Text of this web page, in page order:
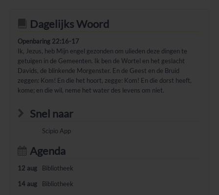
Dagelijks Woord
Openbaring 22:16-17
Ik, Jezus, heb Mijn engel gezonden om ulieden deze dingen te
getuigen in de Gemeenten. Ik ben de Wortel en het geslacht
Davids, de blinkende Morgenster. En de Geest en de Bruid
zeggen: Kom! En die het hoort, zegge: Kom! En die dorst heeft,
kome; en die wil, neme het water des levens om niet.
Snel naar
Scipio App
Agenda
12 aug Bibliotheek
14 aug Bibliotheek